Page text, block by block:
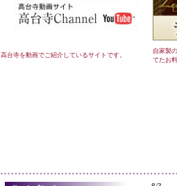
高台寺を動画でご紹介しているサイトです。
自家製
てたお